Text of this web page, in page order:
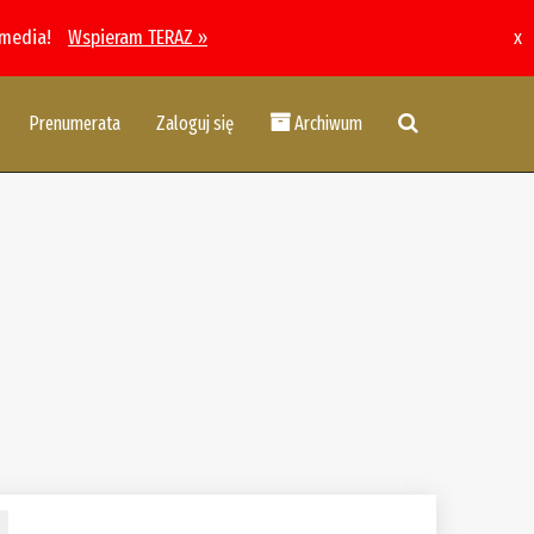
Wspieram TERAZ » x
Prenumerata Zaloguj się Archiwum